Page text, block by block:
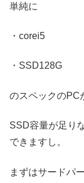
単純に
・corei5
・SSD128G
のスペックのPC
SSD容量が足り
できますし。
まずはサードパ